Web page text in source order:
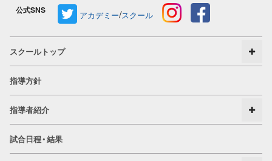
公式SNS アカデミー/スクール
スクールトップ
指導方針
指導者紹介
試合日程・結果